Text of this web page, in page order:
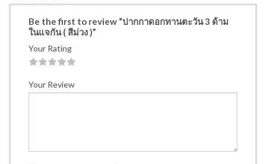
Be the first to review “ปากกาดอกทานตะวัน 3 ด้าม
ในแจกัน ( สีม่วง )”
Your Rating
Your Review